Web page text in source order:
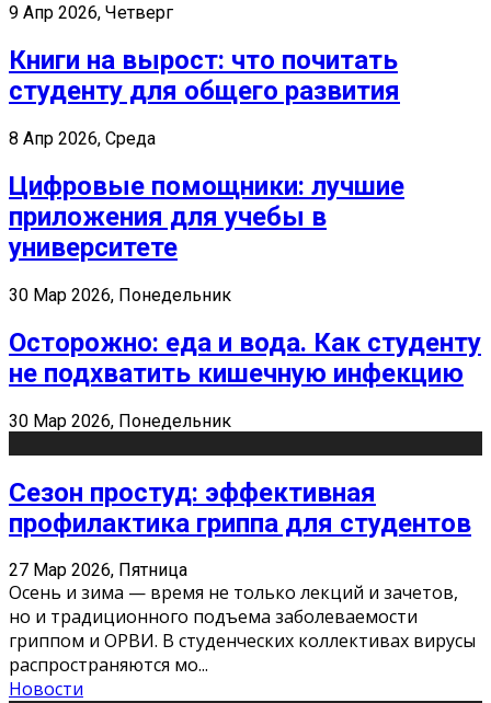
9 Апр 2026, Четверг
Книги на вырост: что почитать
студенту для общего развития
8 Апр 2026, Среда
Цифровые помощники: лучшие
приложения для учебы в
университете
30 Мар 2026, Понедельник
Осторожно: еда и вода. Как студенту
не подхватить кишечную инфекцию
30 Мар 2026, Понедельник
Сезон простуд: эффективная
профилактика гриппа для студентов
27 Мар 2026, Пятница
Осень и зима — время не только лекций и зачетов,
но и традиционного подъема заболеваемости
гриппом и ОРВИ. В студенческих коллективах вирусы
распространяются мо...
Новости